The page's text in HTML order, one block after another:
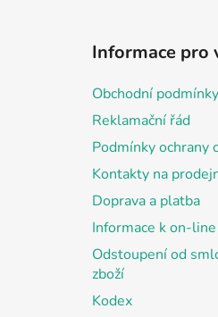
Informace pro
Obchodní podmínky
Reklamační řád
Podmínky ochrany
Kontakty na
Doprava a platba
Informace k on-
Odstoupení od
zboží
Kodex